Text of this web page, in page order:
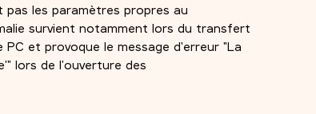
pas les paramètres propres au
survient notamment lors du transfert
et provoque le message d'erreur "La
lors de l'ouverture des